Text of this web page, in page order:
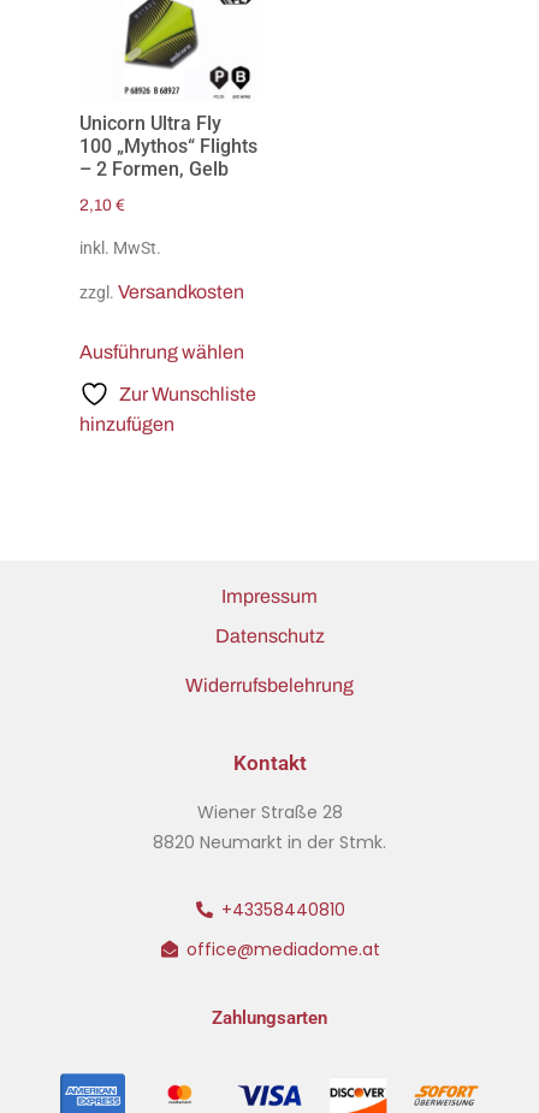
Unicorn Ultra Fly
100 „Mythos“ Flights
– 2 Formen, Gelb
2,10 €
inkl. MwSt.
zzgl. Versandkosten
Ausführung wählen
Zur Wunschliste
hinzufügen
Impressum
Datenschutz
Widerrufsbelehrung
Kontakt
Wiener Straße 28
8820 Neumarkt in der Stmk.
+43358440810
office@mediadome.at
Zahlungsarten